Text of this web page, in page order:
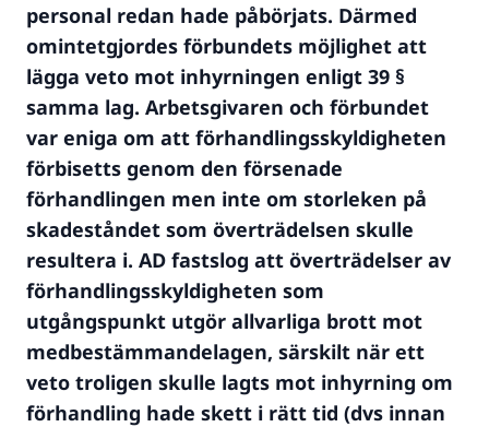
personal redan hade påbörjats. Därmed
omintetgjordes förbundets möjlighet att
lägga veto mot inhyrningen enligt 39 §
samma lag. Arbetsgivaren och förbundet
var eniga om att förhandlingsskyldigheten
förbisetts genom den försenade
förhandlingen men inte om storleken på
skadeståndet som överträdelsen skulle
resultera i. AD fastslog att överträdelser av
förhandlingsskyldigheten som
utgångspunkt utgör allvarliga brott mot
medbestämmandelagen, särskilt när ett
veto troligen skulle lagts mot inhyrning om
förhandling hade skett i rätt tid (dvs innan